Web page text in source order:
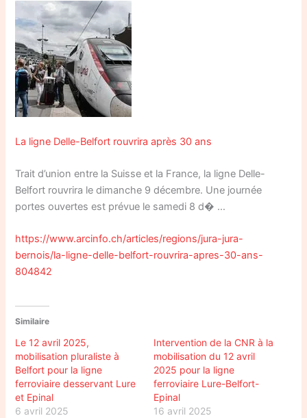
La ligne Delle-Belfort rouvrira après 30 ans
Trait d’union entre la Suisse et la France, la ligne Delle-
Belfort rouvrira le dimanche 9 décembre. Une journée
portes ouvertes est prévue le samedi 8 d� …
https://www.arcinfo.ch/articles/regions/jura-jura-
bernois/la-ligne-delle-belfort-rouvrira-apres-30-ans-
804842
Similaire
Le 12 avril 2025,
mobilisation pluraliste à
Belfort pour la ligne
ferroviaire desservant Lure
et Epinal
6 avril 2025
Intervention de la CNR à la
mobilisation du 12 avril
2025 pour la ligne
ferroviaire Lure-Belfort-
Epinal
16 avril 2025